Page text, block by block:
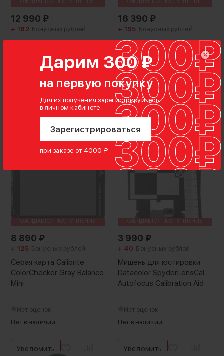
Дарим 300 ₽
на первую покупку
Для их получения зарегистрируйтесь
в личном кабинете
Зарегистрироваться
при заказе от 4000 ₽
12 990 ₽
+ 162 Бонусных рублей
Нет в наличии
Уведомить
16 390 ₽
+ 195 Бонусных рублей
Шкала для
цветокоррекции Datacolor
SpyderCHECKR Photo
Нет оценок
Нет в наличии
Уведомить
8 890 ₽
+ 125 Бонусных рублей
Серая карта Calibrite
ColorChecker Gray Balance
Mini
Нет оценок
Нет в наличии
Уведомить
3 990 ₽
+ 40 Бонусных рублей
Мишень для юстировки
Datacolor SpyderLensCal
Autofocus Calibration Aid
Нет оценок
Нет в наличии
Уведомить